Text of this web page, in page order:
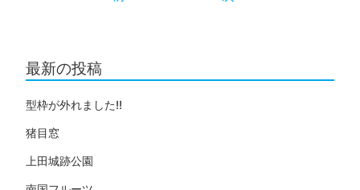
最新の投稿
型枠が外れました!!
猪目窓
上田城跡公園